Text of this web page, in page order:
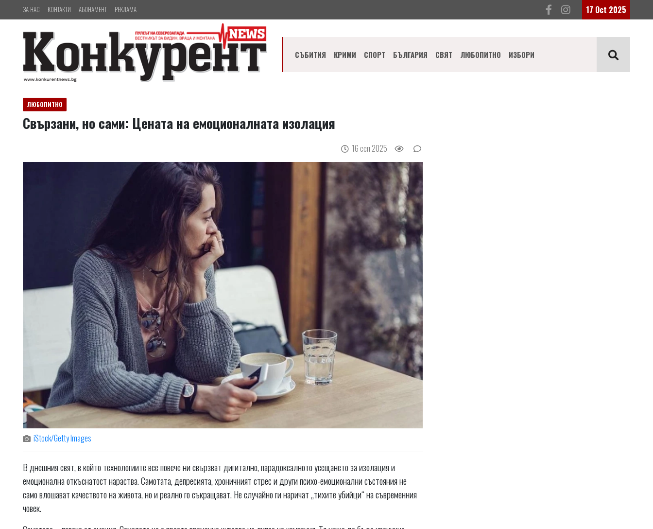
ЗА НАС КОНТАКТИ АБОНАМЕНТ РЕКЛАМА 17 Oct 2025
СЪБИТИЯ КРИМИ СПОРТ БЪЛГАРИЯ СВЯТ ЛЮБОПИТНО ИЗБОРИ
ЛЮБОПИТНО
Свързани, но сами: Цената на емоционалната изолация
16 сеп 2025
iStock/Getty Images
В днешния свят, в който технологиите все повече ни свързват дигитално, парадоксалното усещането за изолация и
емоционална откъснатост нараства. Самотата, депресията, хроничният стрес и други психо-емоционални състояния не
само влошават качеството на живота, но и реално го съкращават. Не случайно ги наричат „тихите убийци“ на съвременния
човек.